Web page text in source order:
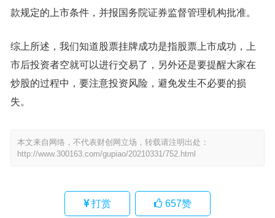
款规定的上市条件，并报国务院证券监督管理机构批准。
综上所述，我们知道股票挂牌成功是指股票上市成功，上
市后投资者空就可以进行交易了，另外还是要提醒大家在
炒股的过程中，要注意投资风险，避免发生不必要的损
失。
本文来自网络，不代表财创网立场，转载请注明出处：
http://www.300163.com/gupiao/20210331/752.html
打赏 657赞